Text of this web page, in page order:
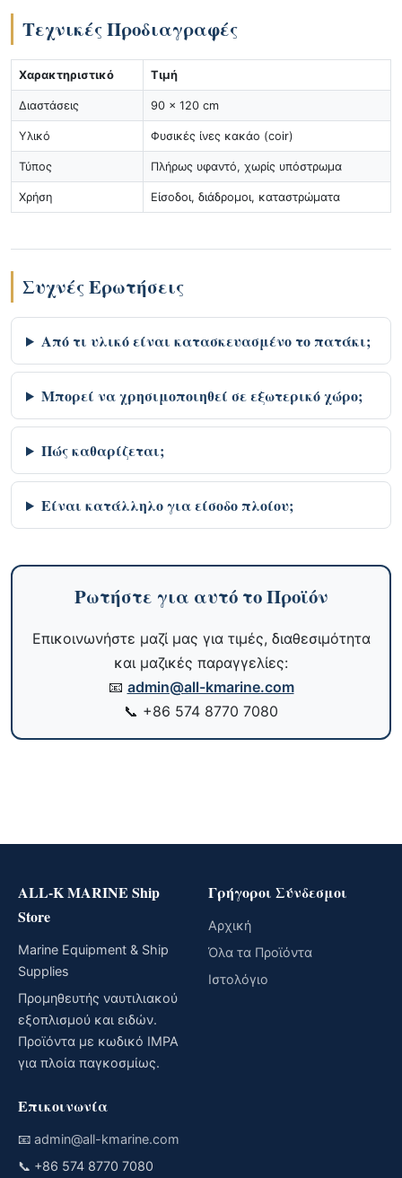
Τεχνικές Προδιαγραφές
Χαρακτηριστικό Τιμή
Διαστάσεις 90 × 120 cm
Υλικό Φυσικές ίνες κακάο (coir)
Τύπος Πλήρως υφαντό, χωρίς υπόστρωμα
Χρήση Είσοδοι, διάδρομοι, καταστρώματα
Συχνές Ερωτήσεις
Από τι υλικό είναι κατασκευασμένο το πατάκι;
Μπορεί να χρησιμοποιηθεί σε εξωτερικό χώρο;
Πώς καθαρίζεται;
Είναι κατάλληλο για είσοδο πλοίου;
Ρωτήστε για αυτό το Προϊόν
Επικοινωνήστε μαζί μας για τιμές, διαθεσιμότητα
και μαζικές παραγγελίες:
📧 admin@all-kmarine.com
📞 +86 574 8770 7080
ALL-K MARINE Ship
Store
Marine Equipment & Ship
Supplies
Προμηθευτής ναυτιλιακού
εξοπλισμού και ειδών.
Προϊόντα με κωδικό IMPA
για πλοία παγκοσμίως.
Γρήγοροι Σύνδεσμοι
Αρχική
Όλα τα Προϊόντα
Ιστολόγιο
Επικοινωνία
📧 admin@all-kmarine.com
📞 +86 574 8770 7080